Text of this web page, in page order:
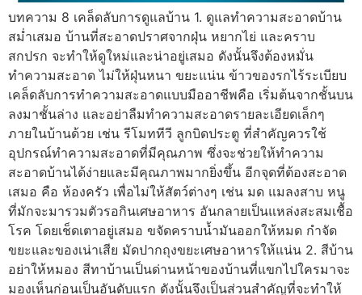
บทความ 8 เคล็ดลับการดูแลบ้าน 1. ดูแลทำความสะอาดบ้าน
สม่ำเสมอ บ้านที่สะอาดปราศจากฝุ่น หยากไย่ และคราบ
สกปรก จะทำให้ดูใหม่และน่าอยู่เสมอ ดังนั้นจึงต้องหมั่น
ทำความสะอาด ไม่ให้ฝุ่นหนา ขยะแน่น ข้าวของรกไร้ระเบียบ
เคล็ดลับการทำความสะอาดแบบมืออาชีพคือ เริ่มต้นจากชั้นบน
ลงมาชั้นล่าง และอย่าลืมทำความสะอาดรายละเอียดเล็กๆ
ภายในบ้านด้วย เช่น รีโมททีวี ลูกบิดประตู ที่สำคัญควรใช้
อุปกรณ์ทำความสะอาดที่มีคุณภาพ ซึ่งจะช่วยให้ทำความ
สะอาดบ้านได้ง่ายและมีคุณภาพมากยิ่งขึ้น อีกจุดที่ต้องสะอาด
เสมอ คือ ห้องครัว เพื่อไม่ให้สัตว์ต่างๆ เช่น มด แมลงสาบ หนู
ที่มักจะมารวมตัวรอกินเศษอาหาร อันกลายเป็นแหล่งสะสมเชื้อ
โรค โดยเช็ดเตาอยู่เสมอ ขจัดคราบน้ำมันออกให้หมด กำจัด
ขยะและของเน่าเสีย มัดปากถุงขยะเศษอาหารให้แน่น 2. สีบ้าน
อย่าให้หมอง สีทาบ้านเป็นด่านหน้าของบ้านที่แขกไปใครมาจะ
มองเห็นก่อนเป็นอันดับแรก ดังนั้นจึงเป็นส่วนสำคัญที่จะทำให้